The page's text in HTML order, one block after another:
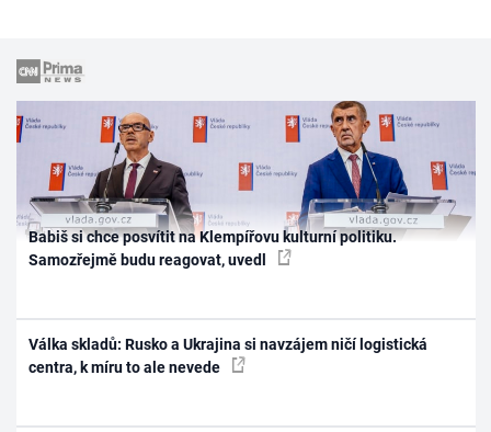
Babiš si chce posvítit na Klempířovu kulturní politiku.
Samozřejmě budu reagovat, uvedl
Válka skladů: Rusko a Ukrajina si navzájem ničí logistická
centra, k míru to ale nevede